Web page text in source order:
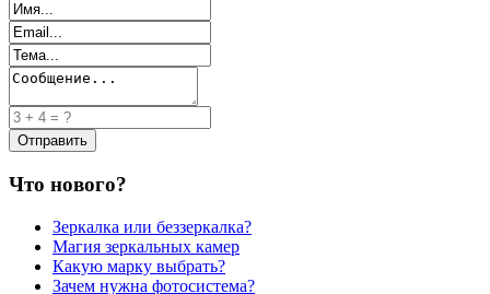
Что нового?
Зеркалка или беззеркалка?
Магия зеркальных камер
Какую марку выбрать?
Зачем нужна фотосистема?